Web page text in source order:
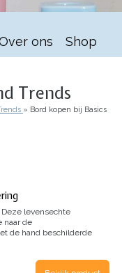
ons Shop
Trends
Bord kopen bij Basics
Deze levensechte
naar de
de hand beschilderde